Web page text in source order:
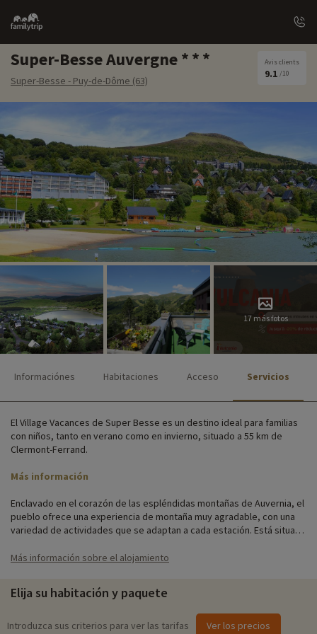
Family
trip
Super-Besse Auvergne
Super-Besse - Puy-de-Dôme (63)
Avis clients
9.1 /10
17 más fotos
Informaciónes Habitaciones Acceso Servicios
El Village Vacances de Super Besse es un destino ideal para familias
con niños, tanto en verano como en invierno, situado a 55 km de
Clermont-Ferrand.
Más información
Enclavado en el corazón de las espléndidas montañas de Auvernia, el
pueblo ofrece una experiencia de montaña muy agradable, con una
variedad de actividades que se adaptan a cada estación. Está situado
cocina totalmente equipada, un televisor y un balcón con vistas al
Más información sobre el alojamiento
Elija su habitación y paquete
Introduzca sus criterios para ver las tarifas Ver los precios